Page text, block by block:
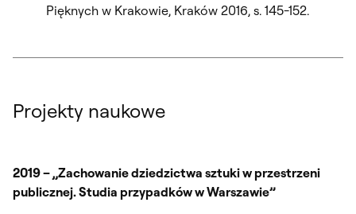
Pięknych w Krakowie, Kraków 2016, s. 145-152.
Projekty naukowe
2019 – „Zachowanie dziedzictwa sztuki w przestrzeni
publicznej. Studia przypadków w Warszawie”